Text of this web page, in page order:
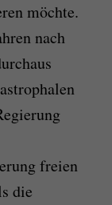
möchte.
nach
freien
die